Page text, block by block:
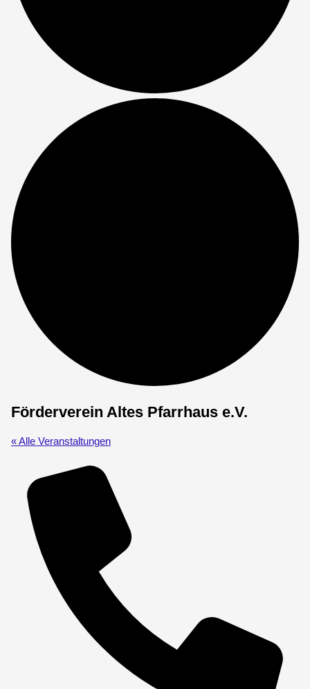
Förderverein Altes Pfarrhaus e.V.
« Alle Veranstaltungen